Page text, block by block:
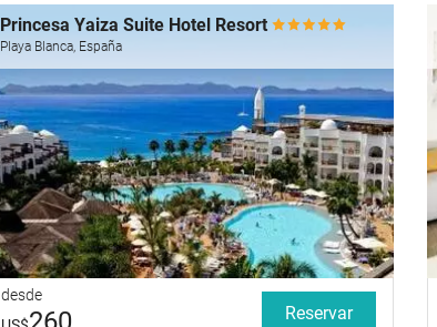
Princesa Yaiza Suite Hotel Resort
Playa Blanca, España
desde
Reservar